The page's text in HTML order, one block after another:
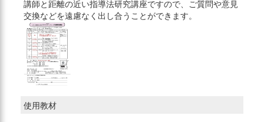
講師と距離の近い指導法研究講座ですので、ご質問や意見
交換などを遠慮なく出し合うことができます。
使用教材